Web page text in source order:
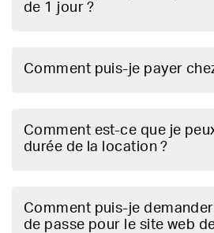
de 1 jour ?
Comment puis-je payer
Comment est-ce que je
durée de la location ?
Comment puis-je
de passe pour le site web